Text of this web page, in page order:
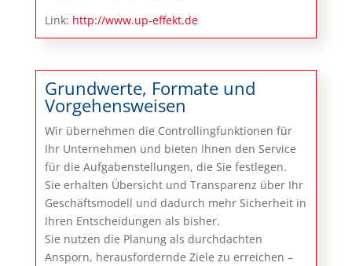
Link: http://www.up-effekt.de
Grundwerte, Formate und
Vorgehensweisen
Wir übernehmen die Controllingfunktionen für
Ihr Unternehmen und bieten Ihnen den Service
für die Aufgabenstellungen, die Sie festlegen.
Sie erhalten Übersicht und Transparenz über Ihr
Geschäftsmodell und dadurch mehr Sicherheit in
Ihren Entscheidungen als bisher.
Sie nutzen die Planung als durchdachten
Ansporn, herausfordernde Ziele zu erreichen –